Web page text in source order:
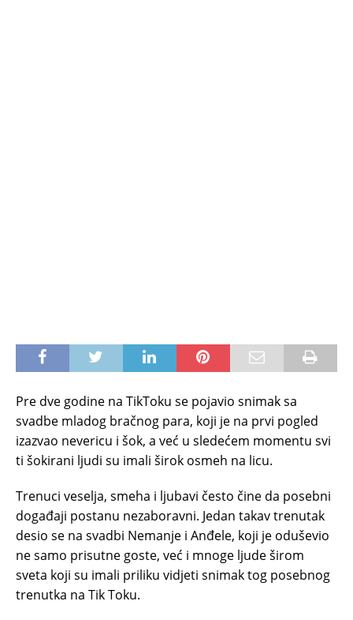
Pre dve godine na TikToku se pojavio snimak sa
svadbe mladog bračnog para, koji je na prvi pogled
izazvao nevericu i šok, a već u sledećem momentu svi
ti šokirani ljudi su imali širok osmeh na licu.
Trenuci veselja, smeha i ljubavi često čine da posebni
događaji postanu nezaboravni. Jedan takav trenutak
desio se na svadbi Nemanje i Anđele, koji je oduševio
ne samo prisutne goste, već i mnoge ljude širom
sveta koji su imali priliku vidjeti snimak tog posebnog
trenutka na Tik Toku.